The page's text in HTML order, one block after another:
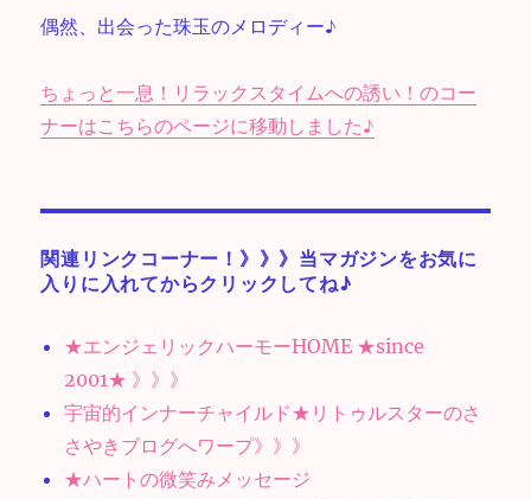
偶然、出会った珠玉のメロディー♪
ちょっと一息！リラックスタイムへの誘い！のコー
ナーはこちらのページに移動しました♪
関連リンクコーナー！》》》当マガジンをお気に
入りに入れてからクリックしてね♪
★エンジェリックハーモーHOME ★since
2001★ 》》》
宇宙的インナーチャイルド★リトゥルスターのさ
さやきブログへワープ》》》
★ハートの微笑みメッセージ